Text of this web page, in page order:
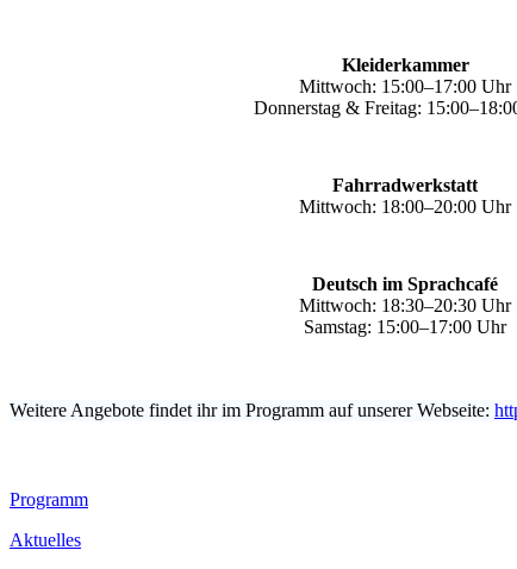
Kleiderkammer
Mittwoch: 15:00–17:00 Uhr
Donnerstag & Freitag:
Fahrradwerkstatt
Mittwoch: 18:00–20:00 Uhr
Deutsch im Sprachcafé
Mittwoch: 18:30–20:30 Uhr
Samstag: 15:00–17:00 Uhr
Weitere Angebote findet ihr im Programm auf unserer Webseite:
Footer
Inhalt
Programm
Aktuelles